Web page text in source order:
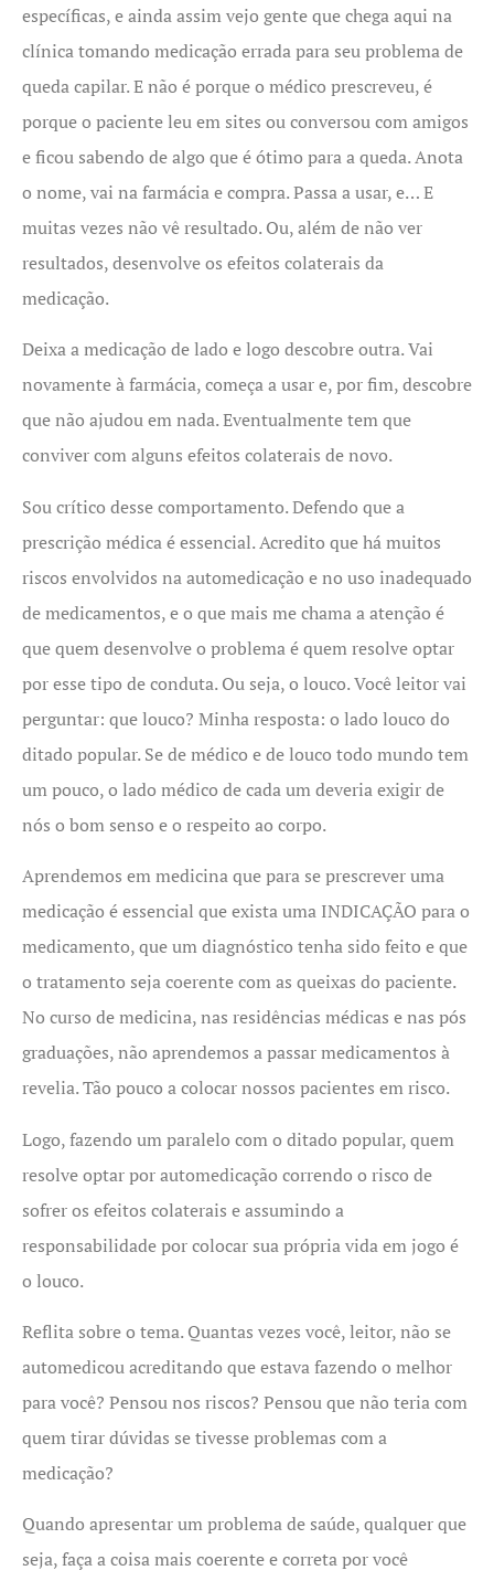
específicas, e ainda assim vejo gente que chega aqui na
clínica tomando medicação errada para seu problema de
queda capilar. E não é porque o médico prescreveu, é
porque o paciente leu em sites ou conversou com amigos
e ficou sabendo de algo que é ótimo para a queda. Anota
o nome, vai na farmácia e compra. Passa a usar, e… E
muitas vezes não vê resultado. Ou, além de não ver
resultados, desenvolve os efeitos colaterais da
medicação.
Deixa a medicação de lado e logo descobre outra. Vai
novamente à farmácia, começa a usar e, por fim, descobre
que não ajudou em nada. Eventualmente tem que
conviver com alguns efeitos colaterais de novo.
Sou crítico desse comportamento. Defendo que a
prescrição médica é essencial. Acredito que há muitos
riscos envolvidos na automedicação e no uso inadequado
de medicamentos, e o que mais me chama a atenção é
que quem desenvolve o problema é quem resolve optar
por esse tipo de conduta. Ou seja, o louco. Você leitor vai
perguntar: que louco? Minha resposta: o lado louco do
ditado popular. Se de médico e de louco todo mundo tem
um pouco, o lado médico de cada um deveria exigir de
nós o bom senso e o respeito ao corpo.
Aprendemos em medicina que para se prescrever uma
medicação é essencial que exista uma INDICAÇÃO para o
medicamento, que um diagnóstico tenha sido feito e que
o tratamento seja coerente com as queixas do paciente.
No curso de medicina, nas residências médicas e nas pós
graduações, não aprendemos a passar medicamentos à
revelia. Tão pouco a colocar nossos pacientes em risco.
Logo, fazendo um paralelo com o ditado popular, quem
resolve optar por automedicação correndo o risco de
sofrer os efeitos colaterais e assumindo a
responsabilidade por colocar sua própria vida em jogo é
o louco.
Reflita sobre o tema. Quantas vezes você, leitor, não se
automedicou acreditando que estava fazendo o melhor
para você? Pensou nos riscos? Pensou que não teria com
quem tirar dúvidas se tivesse problemas com a
medicação?
Quando apresentar um problema de saúde, qualquer que
seja, faça a coisa mais coerente e correta por você